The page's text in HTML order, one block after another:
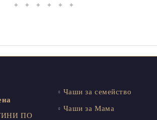
✦ ✦ ✦ ✦ ✦ ✦
ПО
Чаши за семейство
Чаши за Мама